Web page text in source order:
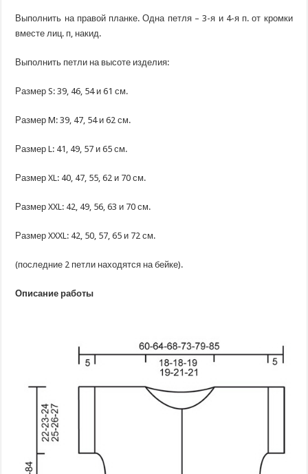
Выполнить на правой планке. Одна петля – 3-я и 4-я п. от кромки
вместе лиц. п, накид.
Выполнить петли на высоте изделия:
Размер S: 39, 46, 54 и 61 см.
Размер M: 39, 47, 54 и 62 см.
Размер L: 41, 49, 57 и 65 см.
Размер XL: 40, 47, 55, 62 и 70 см.
Размер XXL: 42, 49, 56, 63 и 70 см.
Размер XXXL: 42, 50, 57, 65 и 72 см.
(последние 2 петли находятся на бейке).
Описание работы